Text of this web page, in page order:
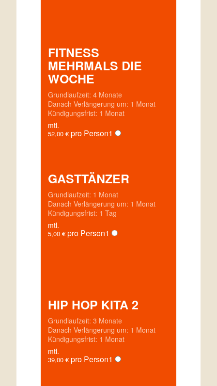
FITNESS
MEHRMALS DIE
WOCHE
Grundlaufzeit: 4 Monate
Danach Verlängerung um: 1 Monat
Kündigungsfrist: 1 Monat
mtl.
52,00 € pro Person1
GASTTÄNZER
Grundlaufzeit: 1 Monat
Danach Verlängerung um: 1 Monat
Kündigungsfrist: 1 Tag
mtl.
5,00 € pro Person1
HIP HOP KITA 2
Grundlaufzeit: 3 Monate
Danach Verlängerung um: 1 Monat
Kündigungsfrist: 1 Monat
mtl.
39,00 € pro Person1